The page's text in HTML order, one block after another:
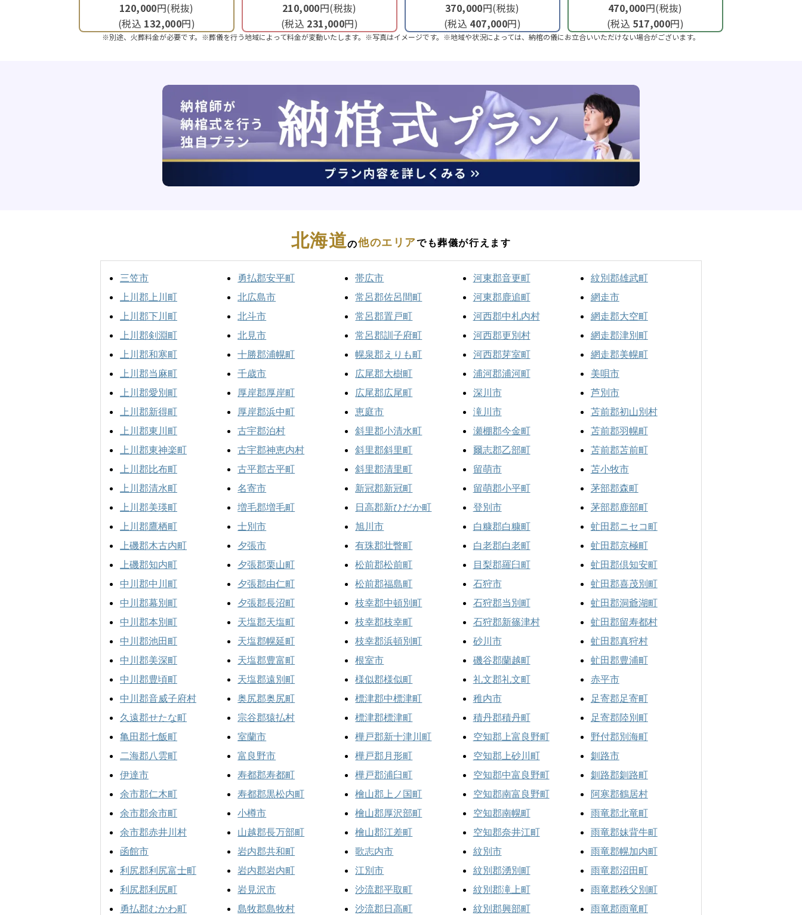
120,000円(税抜)
(税込 132,000円)
210,000円(税抜)
(税込 231,000円)
370,000円(税抜)
(税込 407,000円)
470,000円(税抜)
(税込 517,000円)
※別途、火葬料金が必要です。※葬儀を行う地域によって料金が変動いたします。※写真はイメージです。※地域や状況によっては、納棺の儀にお立合いいただけない場合がございます。
北海道の他のエリアでも葬儀が行えます
三笠市
上川郡上川町
上川郡下川町
上川郡剣淵町
上川郡和寒町
上川郡当麻町
上川郡愛別町
上川郡新得町
上川郡東川町
上川郡東神楽町
上川郡比布町
上川郡清水町
上川郡美瑛町
上川郡鷹栖町
上磯郡木古内町
上磯郡知内町
中川郡中川町
中川郡幕別町
中川郡本別町
中川郡池田町
中川郡美深町
中川郡豊頃町
中川郡音威子府村
久遠郡せたな町
亀田郡七飯町
二海郡八雲町
伊達市
余市郡仁木町
余市郡余市町
余市郡赤井川村
函館市
利尻郡利尻富士町
利尻郡利尻町
勇払郡むかわ町
勇払郡安平町
北広島市
北斗市
北見市
十勝郡浦幌町
千歳市
厚岸郡厚岸町
厚岸郡浜中町
古宇郡泊村
古宇郡神恵内村
古平郡古平町
名寄市
増毛郡増毛町
士別市
夕張市
夕張郡栗山町
夕張郡由仁町
夕張郡長沼町
天塩郡天塩町
天塩郡幌延町
天塩郡豊富町
天塩郡遠別町
奥尻郡奥尻町
宗谷郡猿払村
室蘭市
富良野市
寿都郡寿都町
寿都郡黒松内町
小樽市
山越郡長万部町
岩内郡共和町
岩内郡岩内町
岩見沢市
島牧郡島牧村
帯広市
常呂郡佐呂間町
常呂郡置戸町
常呂郡訓子府町
幌泉郡えりも町
広尾郡大樹町
広尾郡広尾町
恵庭市
斜里郡小清水町
斜里郡斜里町
斜里郡清里町
新冠郡新冠町
日高郡新ひだか町
旭川市
有珠郡壮瞥町
松前郡松前町
松前郡福島町
枝幸郡中頓別町
枝幸郡枝幸町
枝幸郡浜頓別町
根室市
様似郡様似町
標津郡中標津町
標津郡標津町
樺戸郡新十津川町
樺戸郡月形町
樺戸郡浦臼町
檜山郡上ノ国町
檜山郡厚沢部町
檜山郡江差町
歌志内市
江別市
沙流郡平取町
沙流郡日高町
河東郡音更町
河東郡鹿追町
河西郡中札内村
河西郡更別村
河西郡芽室町
浦河郡浦河町
深川市
滝川市
瀬棚郡今金町
爾志郡乙部町
留萌市
留萌郡小平町
登別市
白糠郡白糠町
白老郡白老町
目梨郡羅臼町
石狩市
石狩郡当別町
石狩郡新篠津村
砂川市
磯谷郡蘭越町
礼文郡礼文町
稚内市
積丹郡積丹町
空知郡上富良野町
空知郡上砂川町
空知郡中富良野町
空知郡南富良野町
空知郡南幌町
空知郡奈井江町
紋別市
紋別郡湧別町
紋別郡滝上町
紋別郡興部町
紋別郡雄武町
網走市
網走郡大空町
網走郡津別町
網走郡美幌町
美唄市
芦別市
苫前郡初山別村
苫前郡羽幌町
苫前郡苫前町
苫小牧市
茅部郡森町
茅部郡鹿部町
虻田郡ニセコ町
虻田郡京極町
虻田郡倶知安町
虻田郡喜茂別町
虻田郡洞爺湖町
虻田郡留寿都村
虻田郡真狩村
虻田郡豊浦町
赤平市
足寄郡足寄町
足寄郡陸別町
野付郡別海町
釧路市
釧路郡釧路町
阿寒郡鶴居村
雨竜郡北竜町
雨竜郡妹背牛町
雨竜郡幌加内町
雨竜郡沼田町
雨竜郡秩父別町
雨竜郡雨竜町